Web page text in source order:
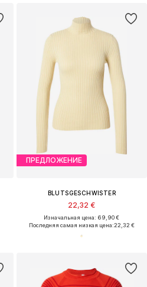
ПРЕДЛОЖЕНИЕ
BLUTSGESCHWISTER
22,32 €
Изначальная цена: 69,90 €
Последняя самая низкая цена:22,32 €